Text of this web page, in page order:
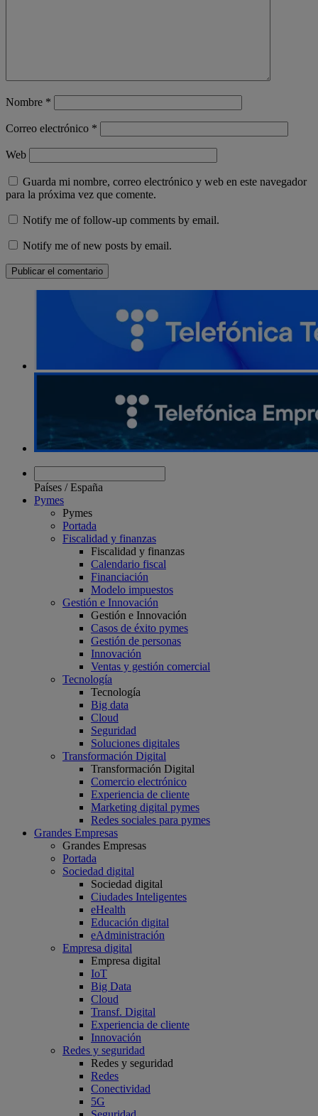
Nombre *
Correo electrónico *
Web
Guarda mi nombre, correo electrónico y web en este navegador
para la próxima vez que comente.
Notify me of follow-up comments by email.
Notify me of new posts by email.
Países /España
Pymes
Pymes
Portada
Fiscalidad y finanzas
Fiscalidad y finanzas
Calendario fiscal
Financiación
Modelo impuestos
Gestión e Innovación
Gestión e Innovación
Casos de éxito pymes
Gestión de personas
Innovación
Ventas y gestión comercial
Tecnología
Tecnología
Big data
Cloud
Seguridad
Soluciones digitales
Transformación Digital
Transformación Digital
Comercio electrónico
Experiencia de cliente
Marketing digital pymes
Redes sociales para pymes
Grandes Empresas
Grandes Empresas
Portada
Sociedad digital
Sociedad digital
Ciudades Inteligentes
eHealth
Educación digital
eAdministración
Empresa digital
Empresa digital
IoT
Big Data
Cloud
Transf. Digital
Experiencia de cliente
Innovación
Redes y seguridad
Redes y seguridad
Redes
Conectividad
5G